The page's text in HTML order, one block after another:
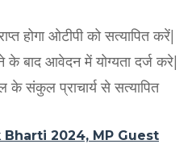
होगा ओटीपी को सत्यापित करें|
के बाद आवेदन में योग्यता दर्ज करे|
के संकुल प्राचार्य से सत्यापित
2024, MP Guest